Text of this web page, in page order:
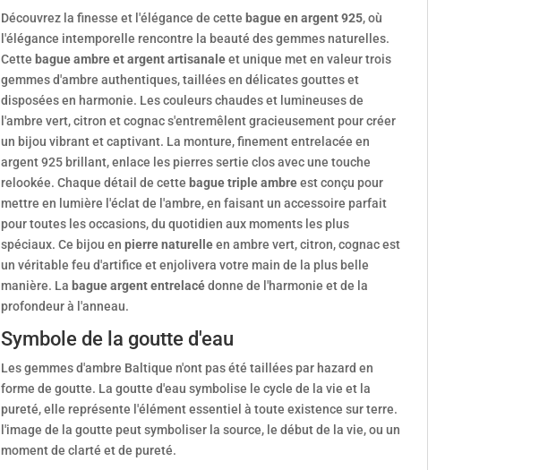
Découvrez la finesse et l'élégance de cette bague en argent 925, où
l'élégance intemporelle rencontre la beauté des gemmes naturelles.
Cette bague ambre et argent artisanaleet unique met en valeur trois
gemmes d'ambre authentiques, taillées en délicates gouttes et
disposées en harmonie. Les couleurs chaudes et lumineuses de
l'ambre vert, citron et cognac s'entremêlent gracieusement pour créer
un bijou vibrant et captivant. La monture, finement entrelacée en
argent 925 brillant, enlace les pierres sertie clos avec une touche
relookée. Chaque détail de cette bague triple ambreest conçu pour
mettre en lumière l'éclat de l'ambre, en faisant un accessoire parfait
pour toutes les occasions, du quotidien aux moments les plus
spéciaux. Ce bijou en pierre naturelleen ambre vert, citron, cognac est
un véritable feu d'artifice et enjolivera votre main de la plus belle
manière. La bague argent entrelacédonne de l'harmonie et de la
profondeur à l'anneau.
Symbole de la goutte d'eau
Les gemmes d'ambre Baltique n'ont pas été taillées par hazard en
forme de goutte. La goutte d'eau symbolise le cycle de la vie et la
pureté, elle représente l'élément essentiel à toute existence sur terre.
l'image de la goutte peut symboliser la source, le début de la vie, ou un
moment de clarté et de pureté.